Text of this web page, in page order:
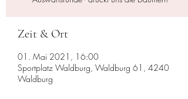
Zeit & Ort
01. Mai 2021, 16:00
Sportplatz Waldburg, Waldburg 61, 4240
Waldburg